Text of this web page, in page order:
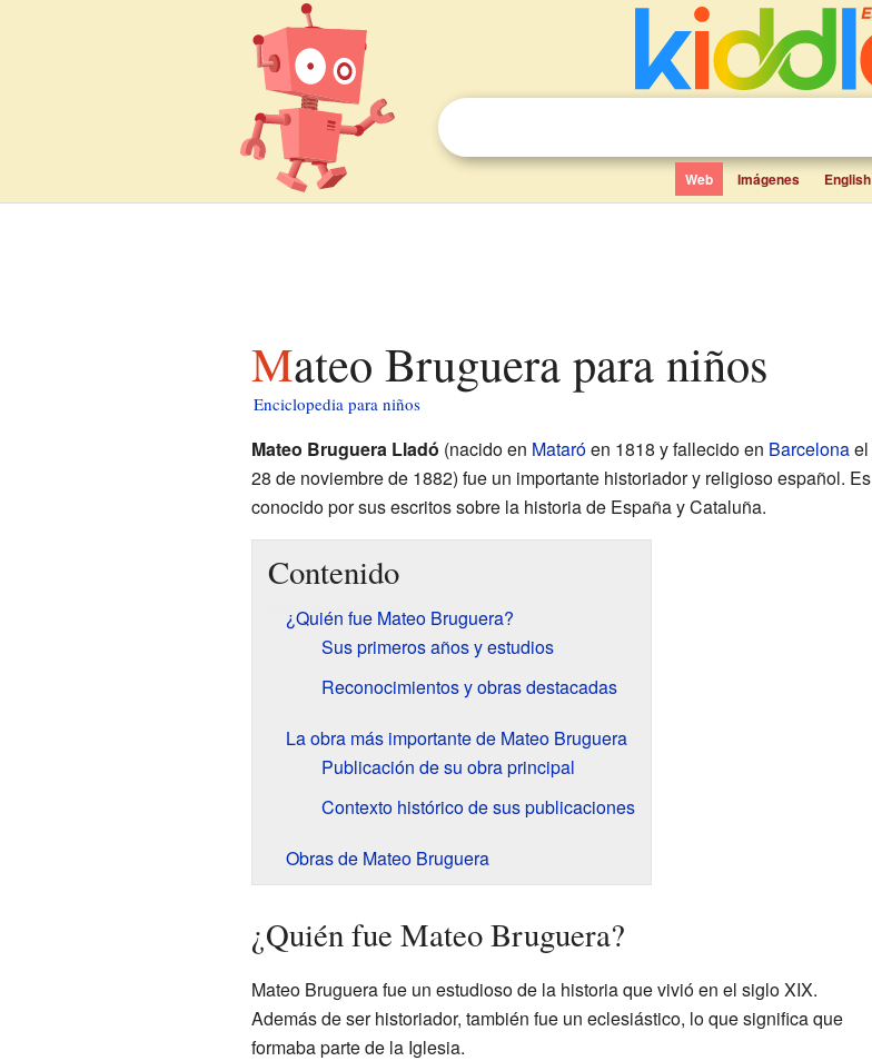
Web Imágenes English
Mateo Bruguera para niños
Enciclopedia para niños
Mateo Bruguera Lladó (nacido en Mataróen 1818 y fallecido en Barcelonael
28 de noviembre de 1882) fue un importante historiador y religioso español. Es
conocido por sus escritos sobre la historia de España y Cataluña.
Contenido
¿Quién fue Mateo Bruguera?
Sus primeros años y estudios
Reconocimientos y obras destacadas
La obra más importante de Mateo Bruguera
Publicación de su obra principal
Contexto histórico de sus publicaciones
Obras de Mateo Bruguera
¿Quién fue Mateo Bruguera?
Mateo Bruguera fue un estudioso de la historia que vivió en el siglo XIX.
Además de ser historiador, también fue un eclesiástico, lo que significa que
formaba parte de la Iglesia.